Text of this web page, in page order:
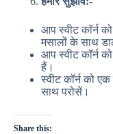
आप स्वीट कॉर्न
मसालों के साथ
आप स्वीट कॉर्न
हैं।
स्वीट कॉर्न को
साथ परोसें।
Share this: